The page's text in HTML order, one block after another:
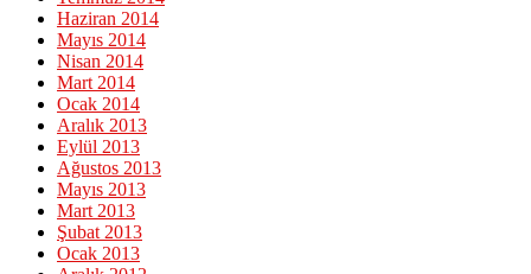
Haziran 2014
Mayıs 2014
Nisan 2014
Mart 2014
Ocak 2014
Aralık 2013
Eylül 2013
Ağustos 2013
Mayıs 2013
Mart 2013
Şubat 2013
Ocak 2013